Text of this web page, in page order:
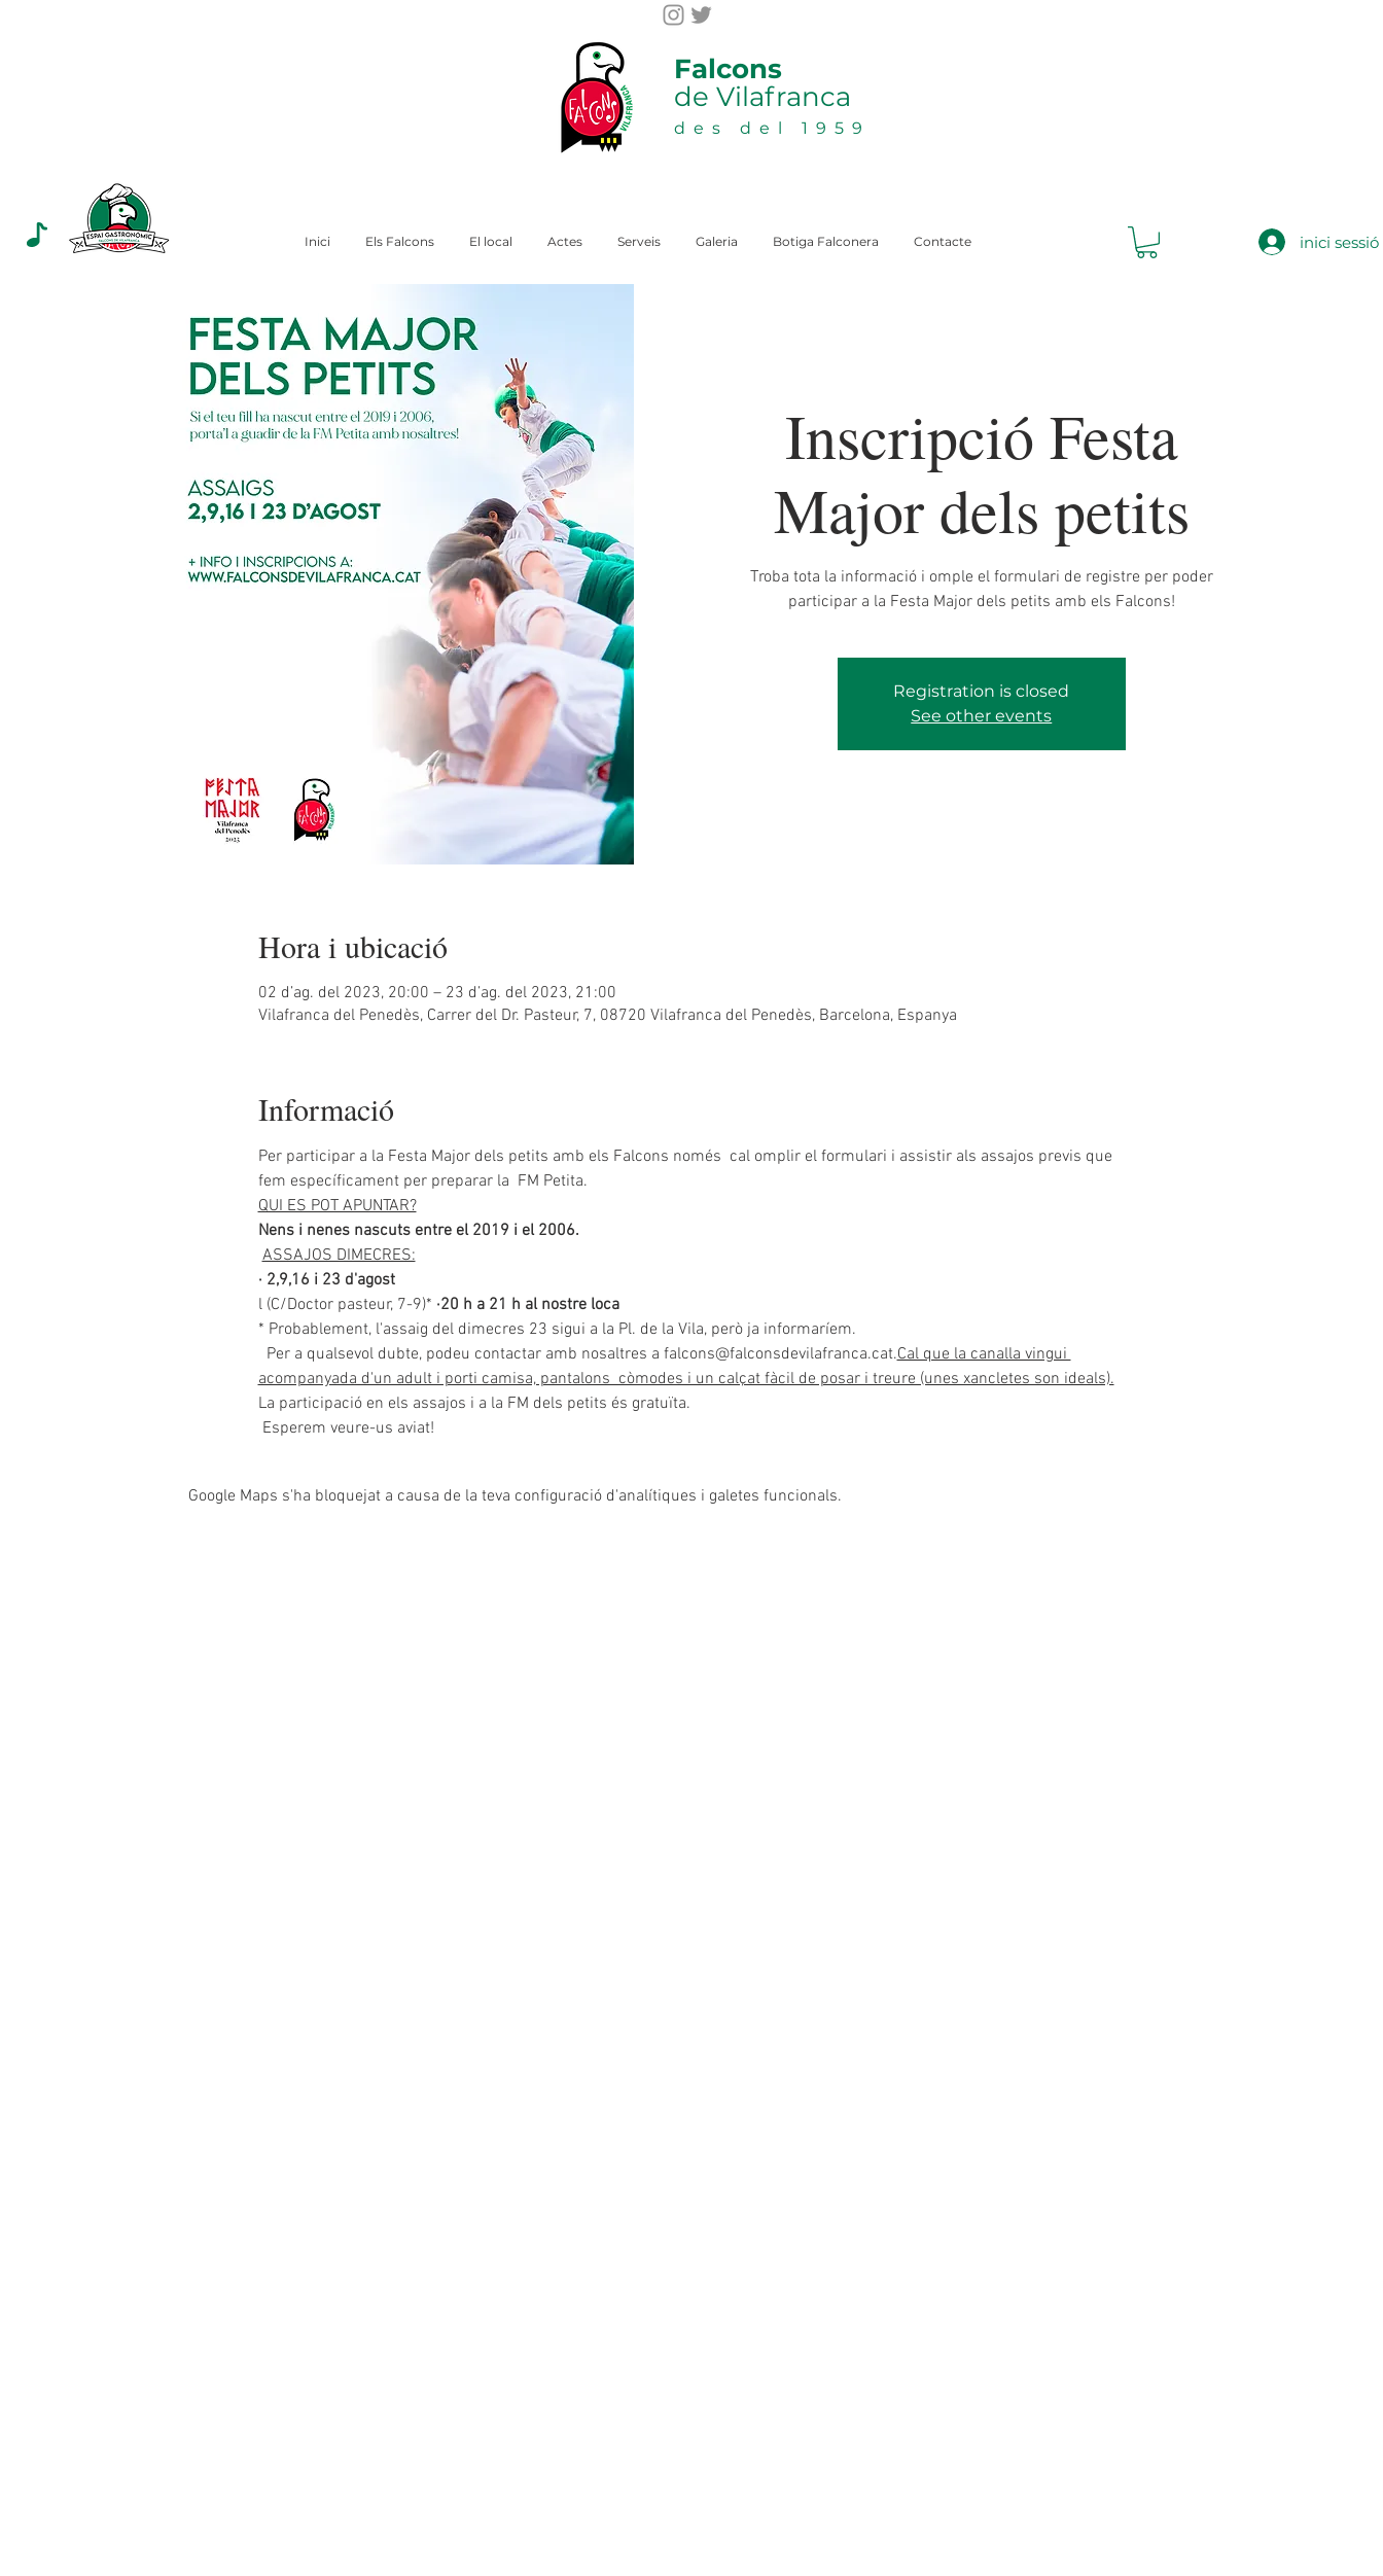
Falcons
de Vilafranca
des del 1959
Inici Els Falcons El local Actes Serveis Galeria Botiga Falconera Contacte inici sessió
Inscripció Festa
Major dels petits
Troba tota la informació i omple el formulari de registre per poder
participar a la Festa Major dels petits amb els Falcons!
Registration is closed
See other events
Hora i ubicació
02 d’ag. del 2023, 20:00 – 23 d’ag. del 2023, 21:00
Vilafranca del Penedès, Carrer del Dr. Pasteur, 7, 08720 Vilafranca del Penedès, Barcelona, Espanya
Informació
Per participar a la Festa Major dels petits amb els Falcons només  cal omplir el formulari i assistir als assajos previs que
fem específicament per preparar la  FM Petita.
QUI ES POT APUNTAR?
Nens i nenes nascuts entre el 2019 i el 2006.
ASSAJOS DIMECRES:
· 2,9,16 i 23 d'agost
l (C/Doctor pasteur, 7-9)* ·20 h a 21 h al nostre loca
* Probablement, l'assaig del dimecres 23 sigui a la Pl. de la Vila, però ja informaríem.
Per a qualsevol dubte, podeu contactar amb nosaltres a falcons@falconsdevilafranca.cat.Cal que la canalla vingui
acompanyada d'un adult i porti camisa, pantalons  còmodes i un calçat fàcil de posar i treure (unes xancletes son ideals).
La participació en els assajos i a la FM dels petits és gratuïta.
Esperem veure-us aviat!
Google Maps s'ha bloquejat a causa de la teva configuració d'analítiques i galetes funcionals.